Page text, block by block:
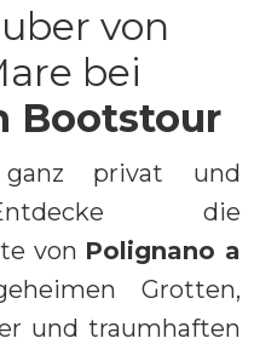
von
bei
Bootstour
privat und
die
von Polignano a
Grotten,
und traumhaften